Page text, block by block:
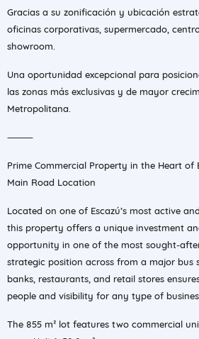
Gracias a su zonificación y ubicación
oficinas corporativas, supermercado,
showroom.
Una oportunidad excepcional para
las zonas más exclusivas y de mayor
Metropolitana.
⸻
Prime Commercial Property in the Heart of
Main Road Location
Located on one of Escazú’s most active
this property offers a unique investment
opportunity in one of the most sought-
strategic position across from a major bus
banks, restaurants, and retail stores
people and visibility for any type of
The 855 m² lot features two commercial